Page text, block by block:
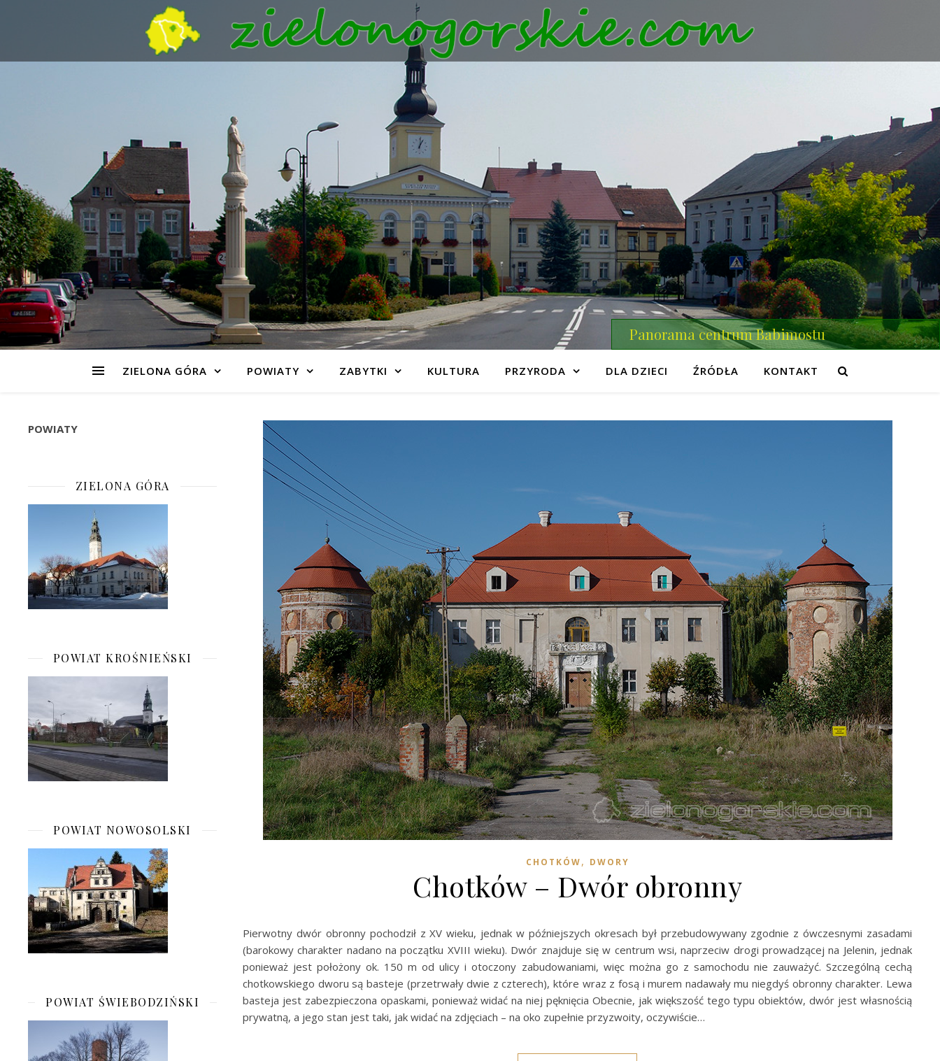
Panorama centrum Babimostu
ZIELONA GÓRA POWIATY ZABYTKI KULTURA PRZYRODA DLA DZIECI ŹRÓDŁA KONTAKT
POWIATY
ZIELONA GÓRA
POWIAT KROŚNIEŃSKI
POWIAT NOWOSOLSKI
POWIAT ŚWIEBODZIŃSKI
CHOTKÓW, DWORY
Chotków – Dwór obronny
Pierwotny dwór obronny pochodził z XV wieku, jednak w późniejszych okresach był przebudowywany zgodnie z ówczesnymi zasadami
(barokowy charakter nadano na początku XVIII wieku). Dwór znajduje się w centrum wsi, naprzeciw drogi prowadzącej na Jelenin, jednak
ponieważ jest położony ok. 150 m od ulicy i otoczony zabudowaniami, więc można go z samochodu nie zauważyć. Szczególną cechą
chotkowskiego dworu są basteje (przetrwały dwie z czterech), które wraz z fosą i murem nadawały mu niegdyś obronny charakter. Lewa
basteja jest zabezpieczona opaskami, ponieważ widać na niej pęknięcia Obecnie, jak większość tego typu obiektów, dwór jest własnością
prywatną, a jego stan jest taki, jak widać na zdjęciach – na oko zupełnie przyzwoity, oczywiście…